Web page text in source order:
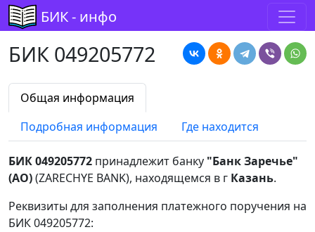
БИК - инфо
БИК 049205772
Общая информация
Подробная информация
Где находится
БИК 049205772 принадлежит банку "Банк Заречье"
(АО)(ZARECHYE BANK), находящемся в г Казань.
Реквизиты для заполнения платежного поручения на
БИК 049205772: